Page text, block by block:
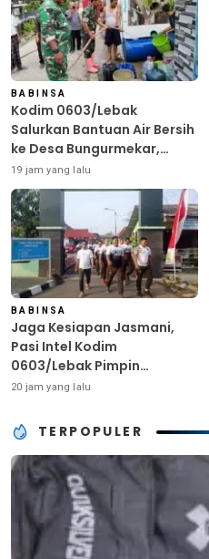
BABINSA
Kodim 0603/Lebak
Salurkan Bantuan Air Bersih
ke Desa Bungurmekar,
Ringankan Beban Warga
Terdampak Kemarau
19 jam yang lalu
BABINSA
Jaga Kesiapan Jasmani,
Pasi Intel Kodim
0603/Lebak Pimpin
Pembinaan Fisik Rutin
20 jam yang lalu
TERPOPULER